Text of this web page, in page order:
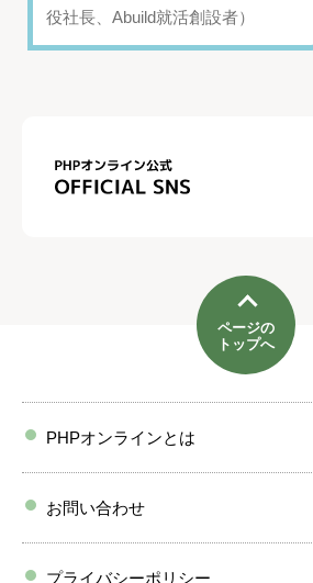
役社長、Abuild就活創設者）
ページの
トップへ
PHPオンラインとは
お問い合わせ
プライバシーポリシー